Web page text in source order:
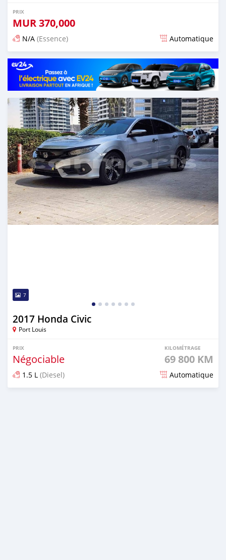
PRIX
MUR370,000
N/A (Essence) Automatique
Publié il y a environ un an
7
2017 Honda Civic
Port Louis
PRIX
Négociable
KILOMÉTRAGE
69 800 KM
1.5 L (Diesel) Automatique